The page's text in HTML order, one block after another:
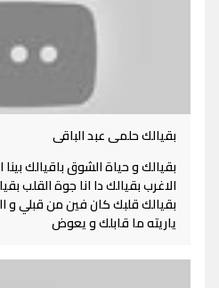
بقيالك حلمى عبد الباقى
بقيالك و حياة الشوق باقيالك بينا
الاغرب بقيالك دا انا جوة القلب
بقيالك قلبك كان فين من قبلي و
ياريته ما قابلك و يعوض